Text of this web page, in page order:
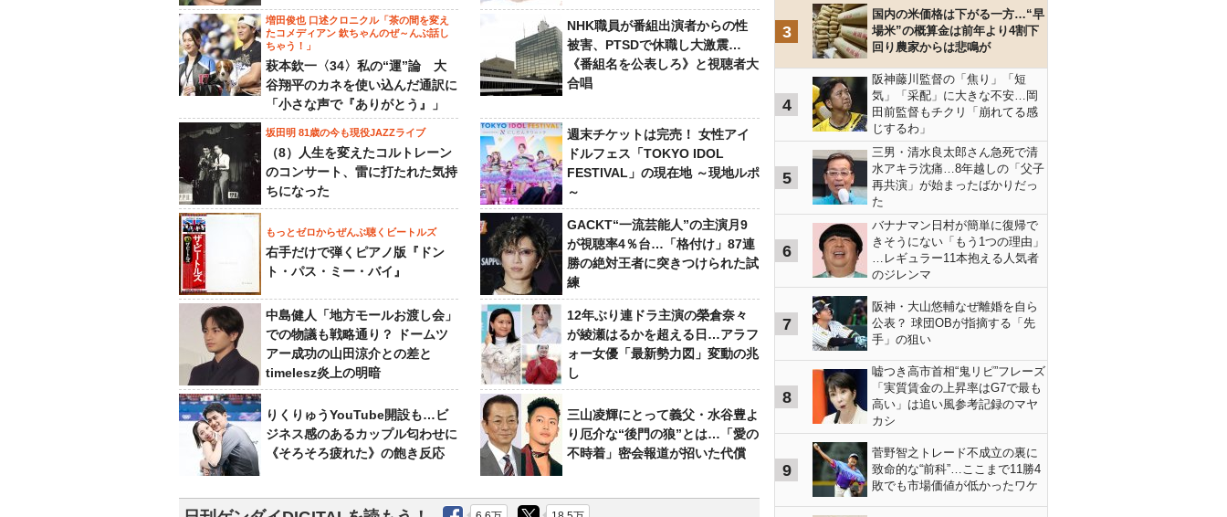
増田俊也 口述クロニクル「茶の間を変え
たコメディアン 欽ちゃんのぜ～んぶ話し
ちゃう！」
萩本欽一〈34〉私の“運”論 大
谷翔平のカネを使い込んだ通訳に
「小さな声で『ありがとう』」
NHK職員が番組出演者からの性
被害、PTSDで休職し大激震…
《番組名を公表しろ》と視聴者大
合唱
坂田明 81歳の今も現役JAZZライブ
（8）人生を変えたコルトレーン
のコンサート、雷に打たれた気持
ちになった
週末チケットは完売！ 女性アイ
ドルフェス「TOKYO IDOL
FESTIVAL」の現在地 ～現地ルポ
～
もっとゼロからぜんぶ聴くビートルズ
右手だけで弾くピアノ版『ドン
ト・パス・ミー・バイ』
GACKT“一流芸能人”の主演月9
が視聴率4％台…「格付け」87連
勝の絶対王者に突きつけられた試
練
中島健人「地方モールお渡し会」
での物議も戦略通り？ ドームツ
アー成功の山田涼介との差と
timelesz炎上の明暗
12年ぶり連ドラ主演の榮倉奈々
が綾瀬はるかを超える日…アラフ
ォー女優「最新勢力図」変動の兆
し
りくりゅうYouTube開設も…ビ
ジネス感のあるカップル匂わせに
《そろそろ疲れた》の飽き反応
三山凌輝にとって義父・水谷豊よ
り厄介な“後門の狼”とは…「愛の
不時着」密会報道が招いた代償
3
国内の米価格は下がる一方…“早
場米”の概算金は前年より4割下
回り農家からは悲鳴が
4
阪神藤川監督の「焦り」「短
気」「采配」に大きな不安…岡
田前監督もチクリ「崩れてる感
じするわ」
5
三男・清水良太郎さん急死で清
水アキラ沈痛…8年越しの「父子
再共演」が始まったばかりだっ
た
6
バナナマン日村が簡単に復帰で
きそうにない「もう1つの理由」
…レギュラー11本抱える人気者
のジレンマ
7
阪神・大山悠輔なぜ離婚を自ら
公表？ 球団OBが指摘する「先
手」の狙い
8
嘘つき高市首相“鬼リピ”フレーズ
「実質賃金の上昇率はG7で最も
高い」は追い風参考記録のマヤ
カシ
9
菅野智之トレード不成立の裏に
致命的な“前科”…ここまで11勝4
敗でも市場価値が低かったワケ